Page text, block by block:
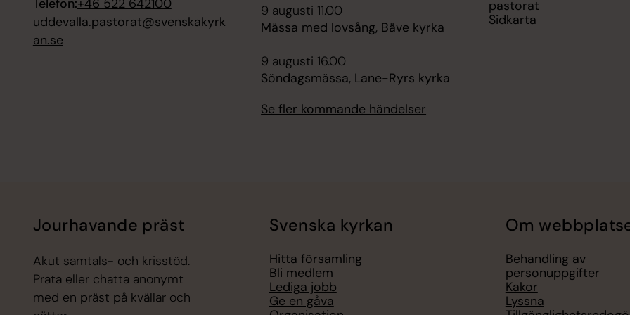
uddevalla.pastorat@svenskakyrk
an.se
9 augusti 11.00
Mässa med lovsång, Bäve kyrka
9 augusti 16.00
Söndagsmässa, Lane-Ryrs kyrka
Se fler kommande händelser
pastorat
Sidkarta
Jourhavande präst
Akut samtals- och krisstöd.
Prata eller chatta anonymt
med en präst på kvällar och
Svenska kyrkan
Hitta församling
Bli medlem
Lediga jobb
Ge en gåva
Om
Behandling av
personuppgifter
Kakor
Lyssna